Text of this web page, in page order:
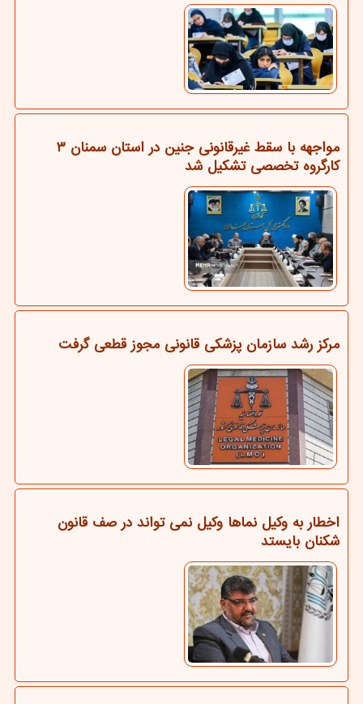
مواجهه با سقط غیرقانونی جنین در استان سمنان ۳
کارگروه تخصصی تشکیل شد
مرکز رشد سازمان پزشکی قانونی مجوز قطعی گرفت
اخطار به وکیل نماها وکیل نمی تواند در صف قانون
شکنان بایستد